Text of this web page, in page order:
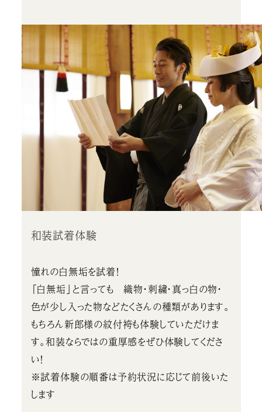
和装試着体験
憧れの白無垢を試着！
「白無垢」と言っても 織物・刺繍・真っ白の物・
色が少し入った物などたくさんの種類があります。
もちろん新郎様の紋付袴も体験していただけま
す。和装ならではの重厚感をぜひ体験してくださ
い！
※試着体験の順番は予約状況に応じて前後いた
します